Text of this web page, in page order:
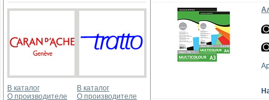
В каталог
О производителе
В каталог
О производителе